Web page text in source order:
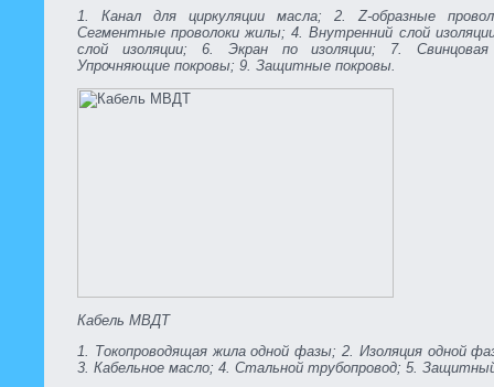
1. Канал для циркуляции масла; 2. Z-образные
Сегментные проволоки жилы; 4. Внутренний слой
слой изоляции; 6. Экран по изоляции; 7. Свинцовая
Упрочняющие покровы; 9. Защитные покровы.
Кабель МВДТ
1. Токопроводящая жила одной фазы; 2. Изоляция одной
3. Кабельное масло; 4. Стальной трубопровод; 5.